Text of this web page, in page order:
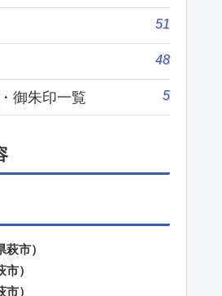
51
48
御朱印一覧 5
市）
）
）